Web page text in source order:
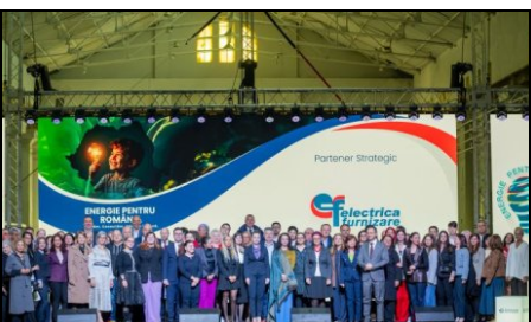
Intră în cont
Creează cont